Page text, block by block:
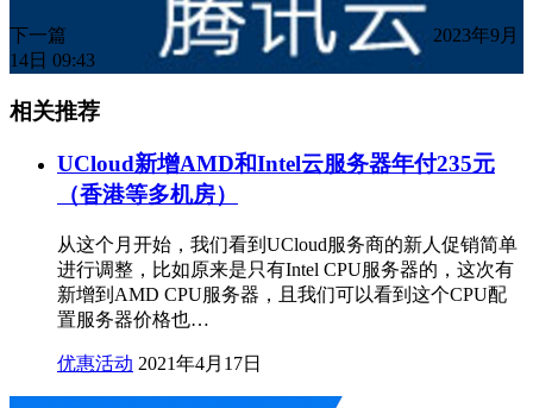
下一篇
2023年9月
14日 09:43
相关推荐
UCloud新增AMD和Intel云服务器年付235元
（香港等多机房）
从这个月开始，我们看到UCloud服务商的新人促销简单
进行调整，比如原来是只有Intel CPU服务器的，这次有
新增到AMD CPU服务器，且我们可以看到这个CPU配
置服务器价格也…
优惠活动 2021年4月17日